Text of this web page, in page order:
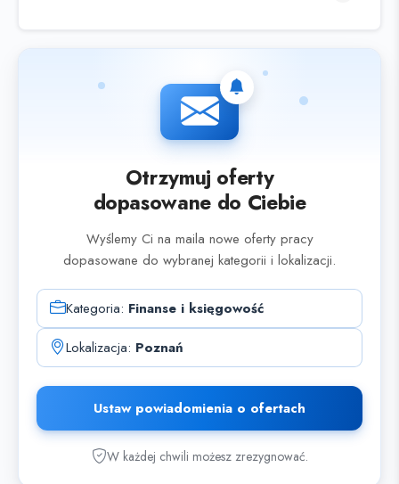
Otrzymuj oferty
dopasowane do Ciebie
Wyślemy Ci na maila nowe oferty pracy
dopasowane do wybranej kategorii i lokalizacji.
Kategoria: Finanse i księgowość
Lokalizacja: Poznań
Ustaw powiadomienia o ofertach
W każdej chwili możesz zrezygnować.